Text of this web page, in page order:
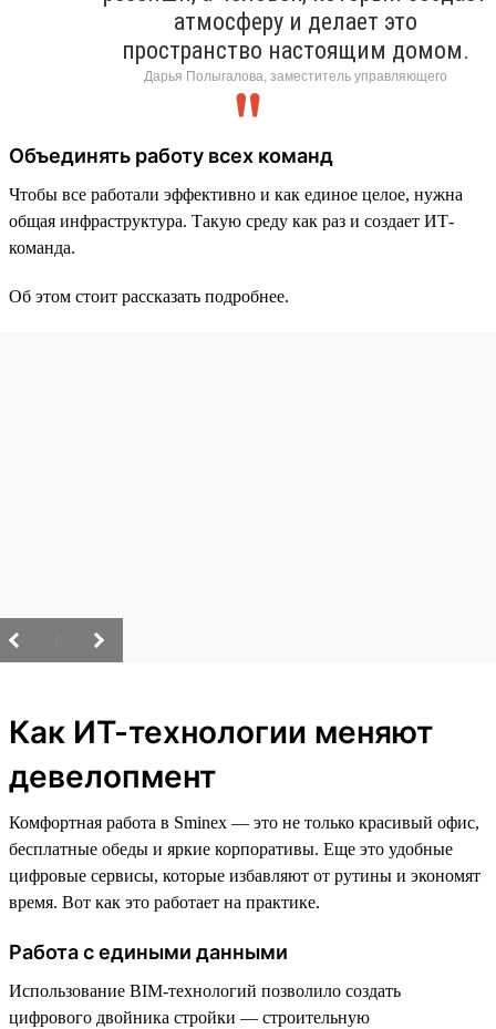
атмосферу и делает это
пространство настоящим домом.
Дарья Полыгалова, заместитель управляющего
Объединять работу всех команд
Чтобы все работали эффективно и как единое целое, нужна
общая инфраструктура. Такую среду как раз и создает ИТ-
команда.
Об этом стоит рассказать подробнее.
Как ИТ-технологии меняют
девелопмент
Комфортная работа в Sminex — это не только красивый офис,
бесплатные обеды и яркие корпоративы. Еще это удобные
цифровые сервисы, которые избавляют от рутины и экономят
время. Вот как это работает на практике.
Работа с едиными данными
Использование BIM-технологий позволило создать
цифрового двойника стройки — строительную